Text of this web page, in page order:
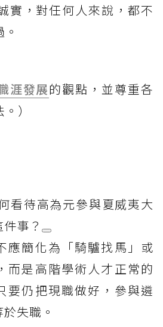
實，對任何人來說，都不
涯發展的觀點，並尊重各
）
看待高為元參與夏威夷大
事？
應簡化為「騎驢找馬」或
而是高階學術人才正常的
要仍把現職做好，參與遴
失職。